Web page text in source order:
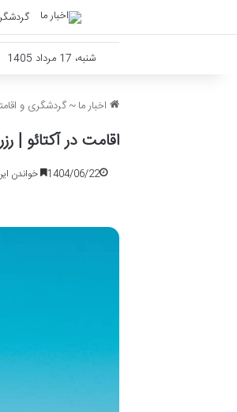
شنبه، 17 مرداد 1405
اخبار ما ~ گردشگری و
اقامت در آکتائو |
1404/06/22 خواندن این مطلب